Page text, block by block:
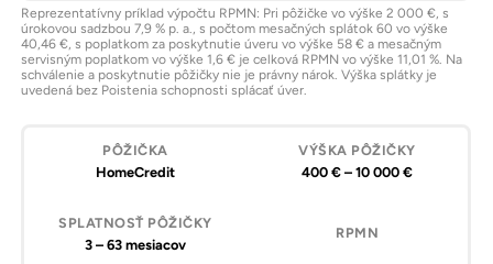
Reprezentatívny príklad výpočtu RPMN: Pri pôžičke vo výške 2 000 €, s
úrokovou sadzbou 7,9 % p. a., s počtom mesačných splátok 60 vo výške
40,46 €, s poplatkom za poskytnutie úveru vo výške 58 € a mesačným
servisným poplatkom vo výške 1,6 € je celková RPMN vo výške 11,01 %. Na
schválenie a poskytnutie pôžičky nie je právny nárok. Výška splátky je
uvedená bez Poistenia schopnosti splácať úver.
HomeCredit 400 € – 10 000 €
3 – 63 mesiacov